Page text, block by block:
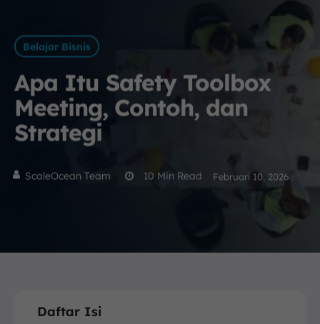
Belajar Bisnis
Apa Itu Safety Toolbox
Meeting, Contoh, dan
Strategi
ScaleOcean Team 10 Min Read Februari 10, 2026
Daftar Isi